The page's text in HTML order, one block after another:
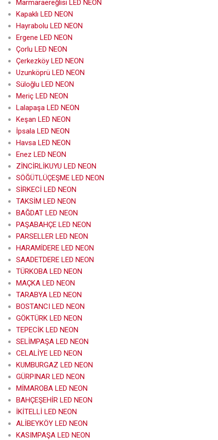
Marmaraereğlisi LED NEON
Kapaklı LED NEON
Hayrabolu LED NEON
Ergene LED NEON
Çorlu LED NEON
Çerkezköy LED NEON
Uzunköprü LED NEON
Süloğlu LED NEON
Meriç LED NEON
Lalapaşa LED NEON
Keşan LED NEON
İpsala LED NEON
Havsa LED NEON
Enez LED NEON
ZİNCİRLİKUYU LED NEON
SÖĞÜTLÜÇEŞME LED NEON
SİRKECİ LED NEON
TAKSİM LED NEON
BAĞDAT LED NEON
PAŞABAHÇE LED NEON
PARSELLER LED NEON
HARAMİDERE LED NEON
SAADETDERE LED NEON
TÜRKOBA LED NEON
MAÇKA LED NEON
TARABYA LED NEON
BOSTANCI LED NEON
GÖKTÜRK LED NEON
TEPECİK LED NEON
SELİMPAŞA LED NEON
CELALİYE LED NEON
KUMBURGAZ LED NEON
GÜRPINAR LED NEON
MİMAROBA LED NEON
BAHÇEŞEHİR LED NEON
İKİTELLİ LED NEON
ALİBEYKÖY LED NEON
KASIMPAŞA LED NEON